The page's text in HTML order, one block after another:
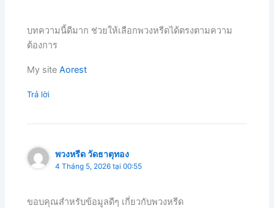
บทความนี้ดีมาก ช่วยให้เลือกพวงหรีดได้ตรงตามความ
ต้องการ
My siteAorest
Trả lời
พวงหรีด วัดธาตุทอง
4 Tháng 5, 2026 tại 00:55
ขอบคุณสำหรับข้อมูลดีๆ เกี่ยวกับพวงหรีด